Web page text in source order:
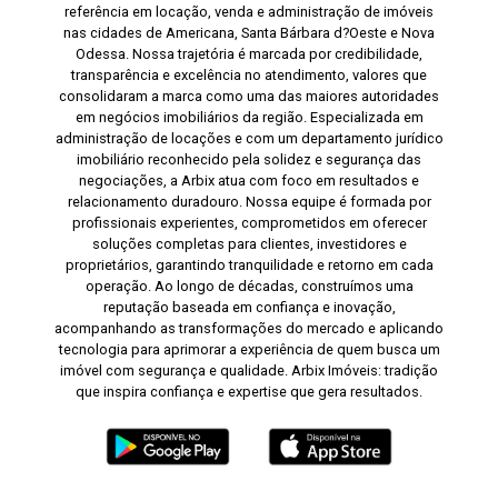
referência em locação, venda e administração de imóveis
nas cidades de Americana, Santa Bárbara d?Oeste e Nova
Odessa. Nossa trajetória é marcada por credibilidade,
transparência e excelência no atendimento, valores que
consolidaram a marca como uma das maiores autoridades
em negócios imobiliários da região. Especializada em
administração de locações e com um departamento jurídico
imobiliário reconhecido pela solidez e segurança das
negociações, a Arbix atua com foco em resultados e
relacionamento duradouro. Nossa equipe é formada por
profissionais experientes, comprometidos em oferecer
soluções completas para clientes, investidores e
proprietários, garantindo tranquilidade e retorno em cada
operação. Ao longo de décadas, construímos uma
reputação baseada em confiança e inovação,
acompanhando as transformações do mercado e aplicando
tecnologia para aprimorar a experiência de quem busca um
imóvel com segurança e qualidade. Arbix Imóveis: tradição
que inspira confiança e expertise que gera resultados.